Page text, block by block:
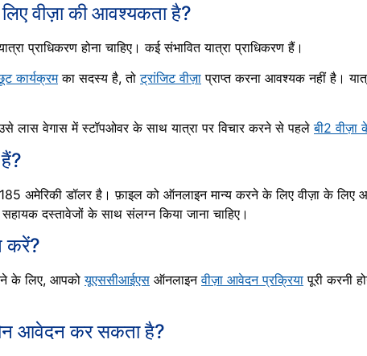
वीज़ा की आवश्यकता है?
प्राधिकरण होना चाहिए। कई संभावित यात्रा प्राधिकरण हैं।
कार्यक्रमका सदस्य है, तोट्रांजिट वीज़ा प्राप्त करना आवश्यक नहीं है।
उसे लास वेगास में स्टॉपओवर के साथ यात्रा पर विचार करने से पहलेबी2
185 अमेरिकी डॉलर है। फ़ाइल को ऑनलाइन मान्य करने के लिए वीज़ा के
दस्तावेजों के साथ संलग्न किया जाना चाहिए।
करें?
के लिए, आपकोयूएससीआईएस ऑनलाइनवीज़ा आवेदन प्रक्रिया पूरी करनी
आवेदन कर सकता है?